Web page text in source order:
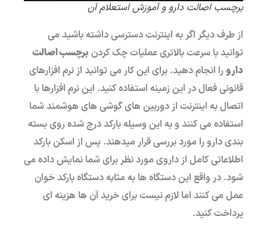
برچسب اصالت دارو و آموزش استعلام آن
از طرف دیگر اگر به اینترنت دسترسی داشته باشید می
توانید با سرعت بالاتری عملیات چک کردن برچسب اصالت
دارورا انجام دهید. برای این کار می توانید از نرم افزارهای
قانونی فعال در این زمینه استفاده کنید. این نرم افزارها با
اتصال به اینترنت از دوربین های گوشی های هوشمند شما
استفاده می کنند و به این وسیله بارکد درج شده روی بسته
بندی دارو را مورد بررسی قرار میدهند. پس از اسکن بارکد
اطلاعاتی کامل از داروی مورد نظر برای شما نمایش داده می
شود. در واقع این دستگاه ها به مثابه دستگاه بارکد خوان
عمل می کنند اما لازم نیست برای خرید آن ها هزینه ای
پرداخت کنید.